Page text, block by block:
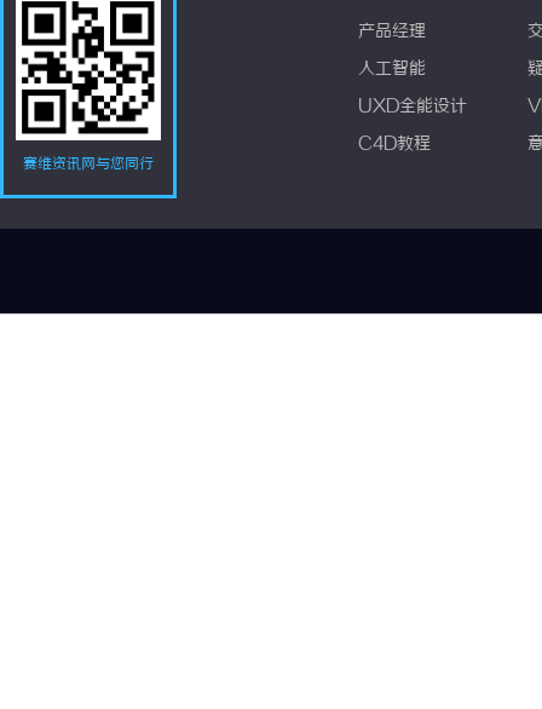
赛维资讯网与您同行
产品经理
人工智能
UXD全能设计
C4D教程